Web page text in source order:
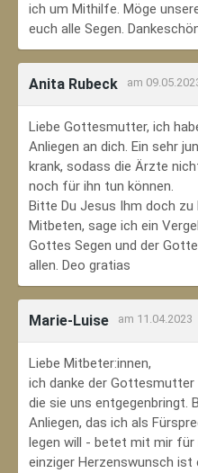
ich um Mithilfe. Möge
euch alle Segen.
Anita Rubeck am
Liebe Gottesmutter, ich
Anliegen an dich. Ein sehr
krank, sodass die Ärzte
noch für ihn tun können.
Bitte Du Jesus Ihm doch zu
Mitbeten, sage ich ein
Gottes Segen und der
allen. Deo gratias
Marie-Luise am 11.04.2023
Liebe Mitbeter:innen,
ich danke der Gottesmutter
die sie uns entgegenbringt.
Anliegen, das ich als
legen will - betet mit mir für
einziger Herzenswunsch ist